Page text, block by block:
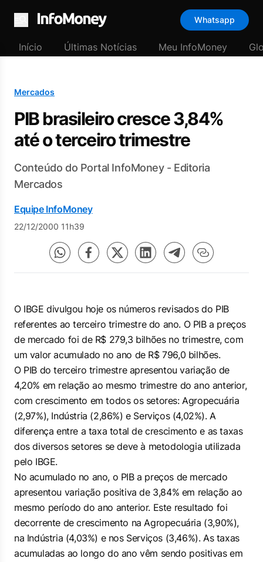
Menu
Whatsapp
Início Últimas Notícias Meu InfoMoney
Mercados
PIB brasileiro cresce 3,84%
até o terceiro trimestre
Conteúdo do Portal InfoMoney - Editoria
Mercados
Equipe InfoMoney
22/12/2000 11h39
O IBGE divulgou hoje os números revisados do PIB
referentes ao terceiro trimestre do ano. O PIB a preços
de mercado foi de R$ 279,3 bilhões no trimestre, com
um valor acumulado no ano de R$ 796,0 bilhões.
O PIB do terceiro trimestre apresentou variação de
4,20% em relação ao mesmo trimestre do ano anterior,
com crescimento em todos os setores: Agropecuária
(2,97%), Indústria (2,86%) e Serviços (4,02%). A
diferença entre a taxa total de crescimento e as taxas
dos diversos setores se deve à metodologia utilizada
pelo IBGE.
No acumulado no ano, o PIB a preços de mercado
apresentou variação positiva de 3,84% em relação ao
mesmo período do ano anterior. Este resultado foi
decorrente de crescimento na Agropecuária (3,90%),
na Indústria (4,03%) e nos Serviços (3,46%). As taxas
acumuladas ao longo do ano vêm sendo positivas em